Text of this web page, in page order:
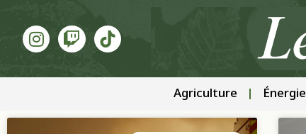
Agriculture Énergie